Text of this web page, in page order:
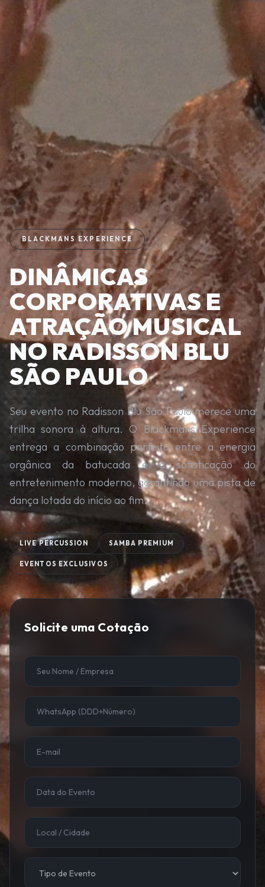
BLACKMANS EXPERIENCE
DINÂMICAS
CORPORATIVAS E
ATRAÇÃO MUSICAL
NO RADISSON BLU
SÃO PAULO
Seu evento no Radisson Blu São Paulo merece uma
trilha sonora à altura. O Blackmans Experience
entrega a combinação perfeita entre a energia
orgânica da batucada e a sofisticação do
entretenimento moderno, garantindo uma pista de
dança lotada do início ao fim.
LIVE PERCUSSION SAMBA PREMIUM
EVENTOS EXCLUSIVOS
Solicite uma Cotação